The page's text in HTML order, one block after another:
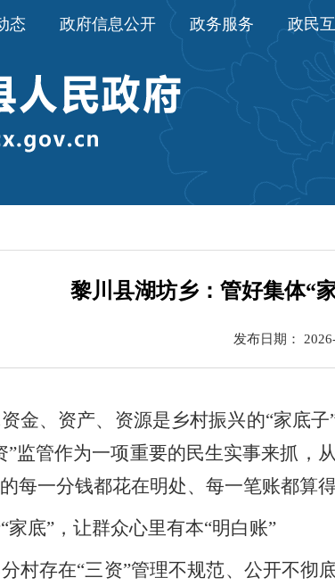
态 政府信息公开 政务服务 政民
黎川县湖坊乡：管好集体“
发布日期：
金、资产、资源是乡村振兴的“家底
”监管作为一项重要的民生实事来抓，
每一分钱都花在明处、每一笔账都算得
“家底”，让群众心里有本“明白账”
村存在“三资”管理不规范、公开不彻